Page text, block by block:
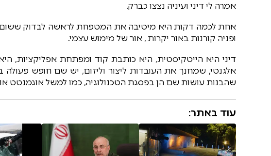
אמרה לי דיני ועיניה נצצו כברק.
אחת לכמה דקות היא מיטיבה את המטפחת לראשה לבדוק ששום
ופניה קורנות באור יקרות , אור של מימוש עצמי.
דיני היא הייטקיסטית, היא כותבת קוד ומפתחת אפליקציות,
אלגנטי, שמחנך את העובדות ליצור וליזום, יש שם חופש פעולה
שהבנות עושות שם הן בפסגת הטכנולוגיה, כמו למשל אוגמנטט או
עוד באתר: